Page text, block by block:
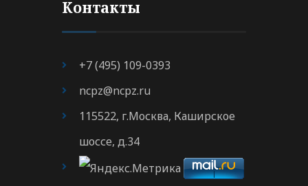
Контакты
+7 (495) 109-0393
ncpz@ncpz.ru
115522, г.Москва, Каширское
шоссе, д.34